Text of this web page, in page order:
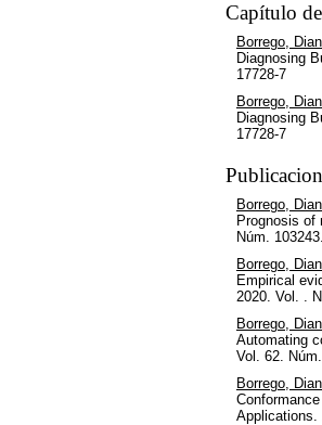
Capítulo
Borrego,
Diagnosing
17728-7
Borrego,
Diagnosing
17728-7
Borrego,
Prognosis of
Núm.
Borrego,
Empirical
2020. Vol. .
Borrego,
Automating
Vol. 62.
Borrego,
Applications.